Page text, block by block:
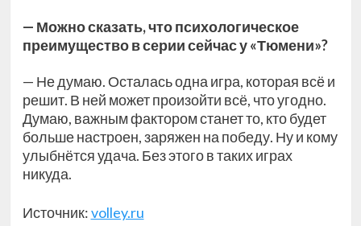
— Можно сказать, что психологическое
преимущество в серии сейчас у «Тюмени»?
— Не думаю. Осталась одна игра, которая всё и
решит. В ней может произойти всё, что угодно.
Думаю, важным фактором станет то, кто будет
больше настроен, заряжен на победу. Ну и кому
улыбнётся удача. Без этого в таких играх
никуда.
Источник:volley.ru